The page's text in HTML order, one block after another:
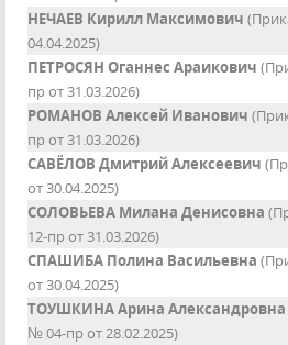
НЕЧАЕВ Кирилл Максимович
04.04.2025)
ПЕТРОСЯН Оганнес Араикович
пр от 31.03.2026)
РОМАНОВ Алексей Иванович
пр от 31.03.2026)
САВЁЛОВ Дмитрий Алексеевич
от 30.04.2025)
СОЛОВЬЕВА Милана Денисовна
12-пр от 31.03.2026)
СПАШИБА Полина Васильевна
от 30.04.2025)
ТОУШКИНА Арина Александровна
№ 04-пр от 28.02.2025)